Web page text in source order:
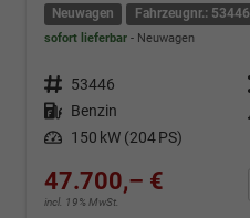
Neuwagen Fahrzeugnr.: 53446
sofort lieferbar Neuwagen
Fahrzeugnr. 53446
Kraftstoff Benzin
Leistung 150 kW (204 PS)
47.700,– €
incl. 19% MwSt.